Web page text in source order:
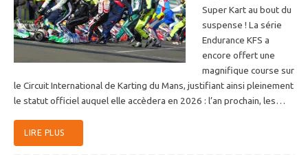
Super Kart au bout du
suspense ! La série
Endurance KFS a
encore offert une
magnifique course sur
le Circuit International de Karting du Mans, justifiant ainsi pleinement
le statut officiel auquel elle accèdera en 2026 : l’an prochain, les…
LIRE PLUS